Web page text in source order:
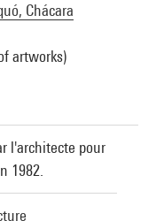
Chácara
artworks)
l'architecte pour
1982.